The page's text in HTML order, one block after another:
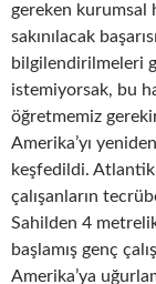
gereken kurumsal
sakınılacak
bilgilendirilmeleri
istemiyorsak, bu
öğretmemiz
Amerika’yı
keşfedildi.
çalışanların
Sahilden 4
başlamış genç
Amerika’ya